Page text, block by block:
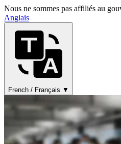
Nous ne sommes pas affiliés au
Anglais
French / Français ▼